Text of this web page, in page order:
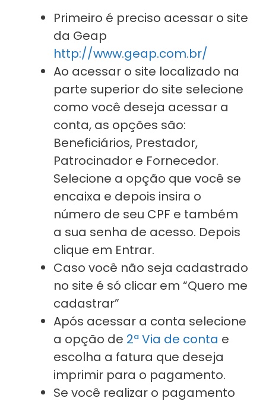
Primeiro é preciso acessar o site
da Geap
http://www.geap.com.br/
Ao acessar o site localizado na
parte superior do site selecione
como você deseja acessar a
conta, as opções são:
Beneficiários, Prestador,
Patrocinador e Fornecedor.
Selecione a opção que você se
encaixa e depois insira o
número de seu CPF e também
a sua senha de acesso. Depois
clique em Entrar.
Caso você não seja cadastrado
no site é só clicar em “Quero me
cadastrar”
Após acessar a conta selecione
a opção de 2ª Via de conta e
escolha a fatura que deseja
imprimir para o pagamento.
Se você realizar o pagamento